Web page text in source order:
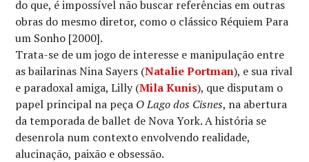
do que, é impossível não buscar referências em outras
obras do mesmo diretor, como o clássico Réquiem Para
um Sonho [2000].
Trata-se de um jogo de interesse e manipulação entre
as bailarinas Nina Sayers (Natalie Portman), e sua rival
e paradoxal amiga, Lilly (Mila Kunis), que disputam o
papel principal na peça O Lago dos Cisnes, na abertura
da temporada de ballet de Nova York. A história se
desenrola num contexto envolvendo realidade,
alucinação, paixão e obsessão.